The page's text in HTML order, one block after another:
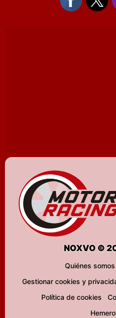
NOXVO ©
Quiénes somos
Gestionar cookies y
Política de cookies